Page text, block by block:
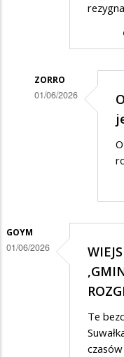
ZORRO
01/06/2026
odpowiedzi
Mierny
GOYM
01/06/2026
Te